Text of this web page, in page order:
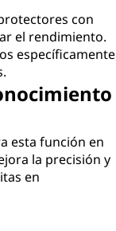
con
el rendimiento.
específicamente
esta función en
la precisión y
en